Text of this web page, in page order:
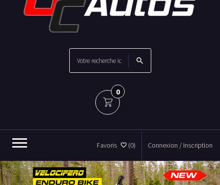
0
Favoris (0) Connexion / Inscription